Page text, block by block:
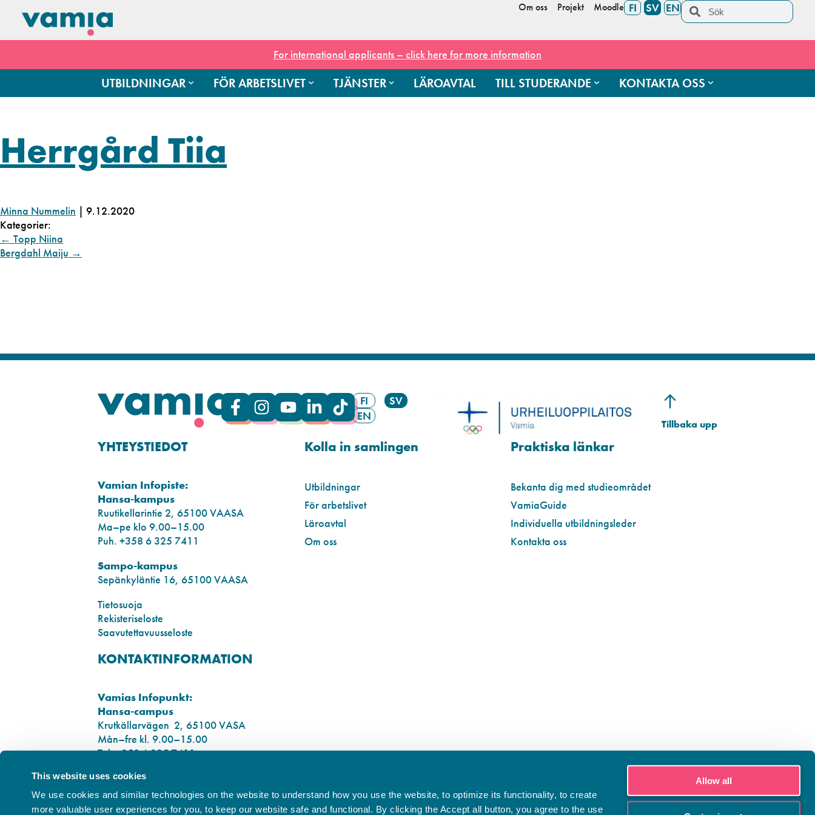
This website uses cookies
We use cookies and similar technologies on the website to understand how you use the website, to optimize its functionality, to create
more valuable user experiences for you, to keep our website safe and functional. By clicking the Accept all button, you agree to the use
Allow all
Om oss Projekt Moodle FI SV EN
For international applicants – click here for more information
UTBILDNINGAR FÖR ARBETSLIVET TJÄNSTER LÄROAVTAL TILL STUDERANDE KONTAKTA OSS
Herrgård Tiia
Minna Nummelin | 9.12.2020
Kategorier:
← Topp Niina
Bergdahl Maiju →
FI
SV
EN
YHTEYSTIEDOT
Vamian Infopiste:
Hansa-kampus
Ruutikellarintie 2, 65100 VAASA
Ma–pe klo 9.00–15.00
Puh. +358 6 325 7411
Sampo-kampus
Sepänkyläntie 16, 65100 VAASA
Tietosuoja
Rekisteriseloste
Saavutettavuusseloste
KONTAKTINFORMATION
Vamias Infopunkt:
Hansa-campus
Krutkällarvägen 2, 65100 VASA
Mån–fre kl. 9.00–15.00
Tel. +358 6 325 7411
Sampo-campus
Smedsbyvägen 16, 65100 VASA
Kolla in samlingen
Utbildningar
För arbetslivet
Läroavtal
Om oss
Praktiska länkar
Bekanta dig med studieområdet
VamiaGuide
Individuella utbildningsleder
Kontakta oss